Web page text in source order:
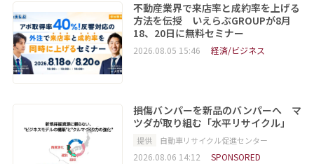
不動産業界で来店率と成約率を上げる
方法を伝授 いえらぶGROUPが8月
18、20日に無料セミナー
2026.08.05 15:46 経済/ビジネス
損傷バンパーを新品のバンパーへ マ
ツダが取り組む「水平リサイクル」
提供 自動車リサイクル促進センター
2026.08.06 14:12 SPONSORED